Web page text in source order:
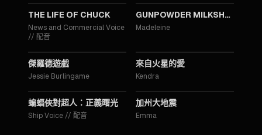
THE LIFE OF CHUCK
News and Commercial Voice
// 配音
GUNPOWDER MILKSHAKE
Madeleine
傑羅德遊戲
Jessie Burlingame
來自火星的愛
Kendra
蝙蝠俠對超人：正義曙光
Ship Voice // 配音
‎加州大地震‬
Emma